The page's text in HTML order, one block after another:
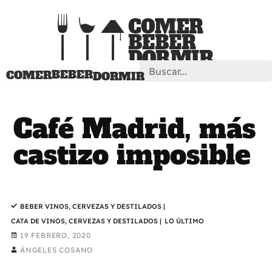
COMERBEBERDORMIR
Search
Café Madrid, más
castizo imposible
BEBER VINOS, CERVEZAS Y DESTILADOS|
CATA DE VINOS, CERVEZAS Y DESTILADOS| LO ÚLTIMO
19 FEBRERO, 2020
ÁNGELES COSANO